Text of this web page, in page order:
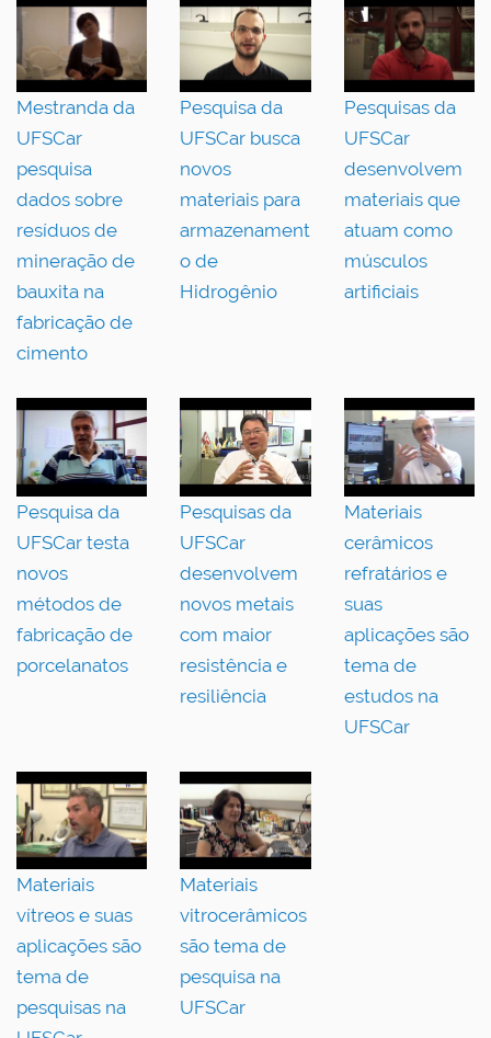
Mestranda da
UFSCar
pesquisa
dados sobre
resíduos de
mineração de
bauxita na
fabricação de
cimento
Pesquisa da
UFSCar busca
novos
materiais para
armazenament
o de
Hidrogênio
Pesquisas da
UFSCar
desenvolvem
materiais que
atuam como
músculos
artificiais
Pesquisa da
UFSCar testa
novos
métodos de
fabricação de
porcelanatos
Pesquisas da
UFSCar
desenvolvem
novos metais
com maior
resistência e
resiliência
Materiais
cerâmicos
refratários e
suas
aplicações são
tema de
estudos na
UFSCar
Materiais
vítreos e suas
aplicações são
tema de
pesquisas na
Materiais
vitrocerâmicos
são tema de
pesquisa na
UFSCar